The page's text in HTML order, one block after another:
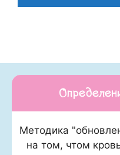
Методика
на том, чтом